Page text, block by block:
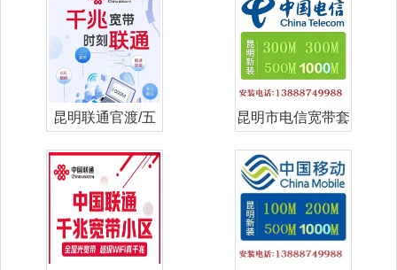
昆明联通官渡/五
昆明市电信宽带套